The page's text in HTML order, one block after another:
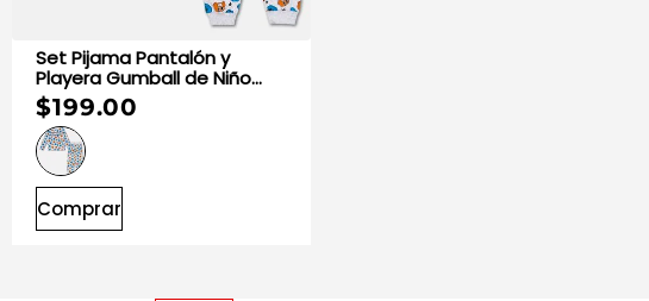
Set Pijama Pantalón y
Playera Gumball de Niño
Infantil
$199.00
Comprar